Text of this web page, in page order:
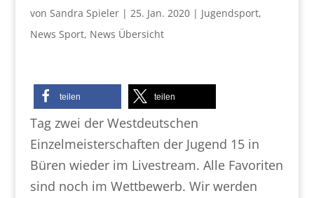
von Sandra Spieler| 25. Jan. 2020| Jugendsport,
News Sport, News Übersicht
teilen teilen
Tag zwei der Westdeutschen
Einzelmeisterschaften der Jugend 15 in
Büren wieder im Livestream. Alle Favoriten
sind noch im Wettbewerb. Wir werden